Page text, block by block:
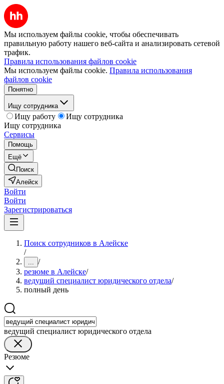
Мы используем файлы cookie, чтобы обеспечивать
правильную работу нашего веб-сайта и анализировать сетевой
трафик.
Правила использования файлов cookie
Мы используем файлы cookie. Правила использования
файлов cookie
Понятно
Ищу сотрудника
Ищу работу
Ищу сотрудника
Ищу сотрудника
Сервисы
Помощь
Ещё
Поиск
Алейск
Войти
Войти
Зарегистрироваться
Поиск сотрудников в Алейске
/
... /
резюме в Алейске/
ведущий специалист юридического отдела/
полный день
ведущий специалист юридического отдела
Резюме